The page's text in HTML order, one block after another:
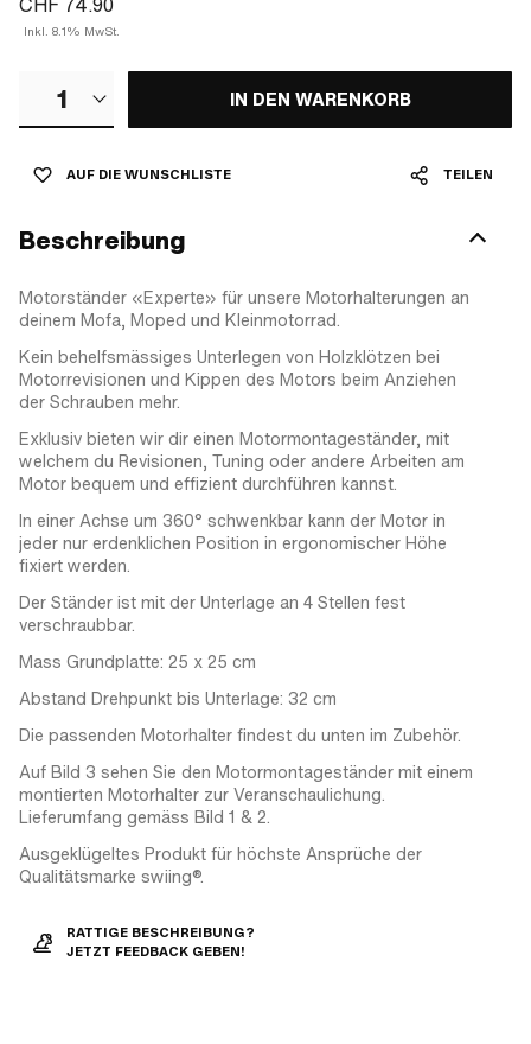
Inkl. 8.1% MwSt.
1 IN DEN WARENKORB
AUF DIE WUNSCHLISTE TEILEN
Beschreibung
Motorständer «Experte» für unsere Motorhalterungen an
deinem Mofa, Moped und Kleinmotorrad.
Kein behelfsmässiges Unterlegen von Holzklötzen bei
Motorrevisionen und Kippen des Motors beim Anziehen
der Schrauben mehr.
Exklusiv bieten wir dir einen Motormontageständer, mit
welchem du Revisionen, Tuning oder andere Arbeiten am
Motor bequem und effizient durchführen kannst.
In einer Achse um 360° schwenkbar kann der Motor in
jeder nur erdenklichen Position in ergonomischer Höhe
fixiert werden.
Der Ständer ist mit der Unterlage an 4 Stellen fest
verschraubbar.
Mass Grundplatte: 25 x 25 cm
Abstand Drehpunkt bis Unterlage: 32 cm
Die passenden Motorhalter findest du unten im Zubehör.
Auf Bild 3 sehen Sie den Motormontageständer mit einem
montierten Motorhalter zur Veranschaulichung.
Lieferumfang gemäss Bild 1 & 2.
Ausgeklügeltes Produkt für höchste Ansprüche der
Qualitätsmarke swiing®.
RATTIGE BESCHREIBUNG?
JETZT FEEDBACK GEBEN!